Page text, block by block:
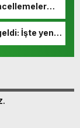
İşte yeni